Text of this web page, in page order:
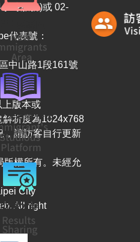
時服務)或 02-
代表號：
中山路1段161號
上版本或
析度為1024x768
，請訪客自行更新
版權所有。未經允
City
All right